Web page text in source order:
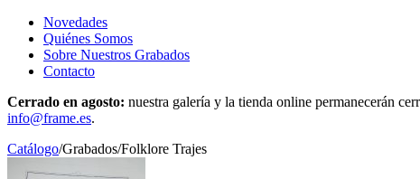
Novedades
Quiénes Somos
Sobre Nuestros Grabados
Contacto
Cerrado en agosto: nuestra galería y la tienda online permanecerán
info@frame.es.
Catálogo/Grabados/Folklore Trajes